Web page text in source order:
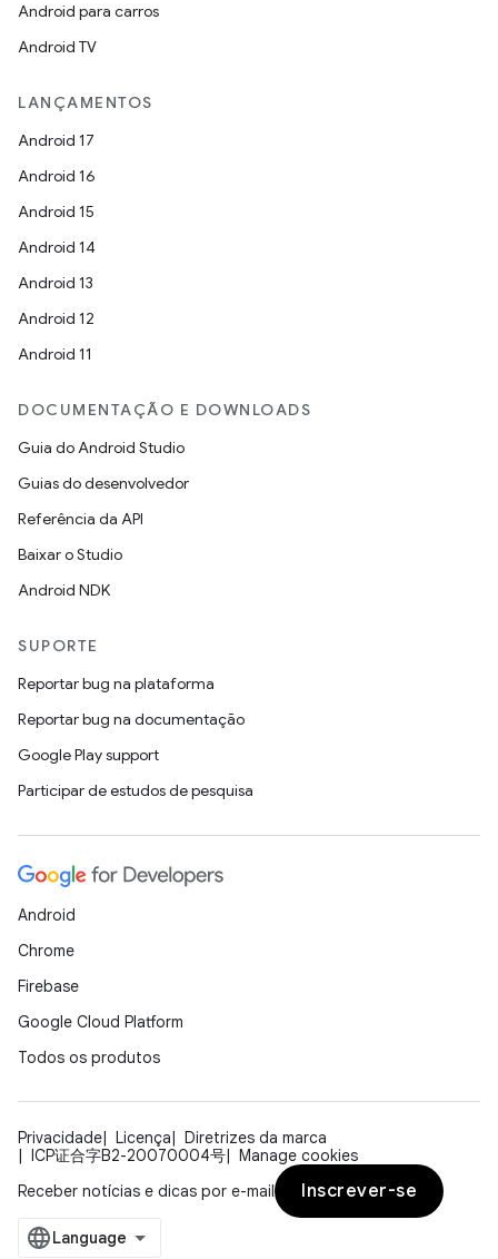
Android para carros
Android TV
LANÇAMENTOS
Android 17
Android 16
Android 15
Android 14
Android 13
Android 12
Android 11
DOCUMENTAÇÃO E DOWNLOADS
Guia do Android Studio
Guias do desenvolvedor
Referência da API
Baixar o Studio
Android NDK
SUPORTE
Reportar bug na plataforma
Reportar bug na documentação
Google Play support
Participar de estudos de pesquisa
Android
Chrome
Firebase
Google Cloud Platform
Todos os produtos
Privacidade Licença
Diretrizes da marca
ICP证合字B2-20070004号
Manage cookies
Receber notícias e dicas por e-mail
Inscrever-se